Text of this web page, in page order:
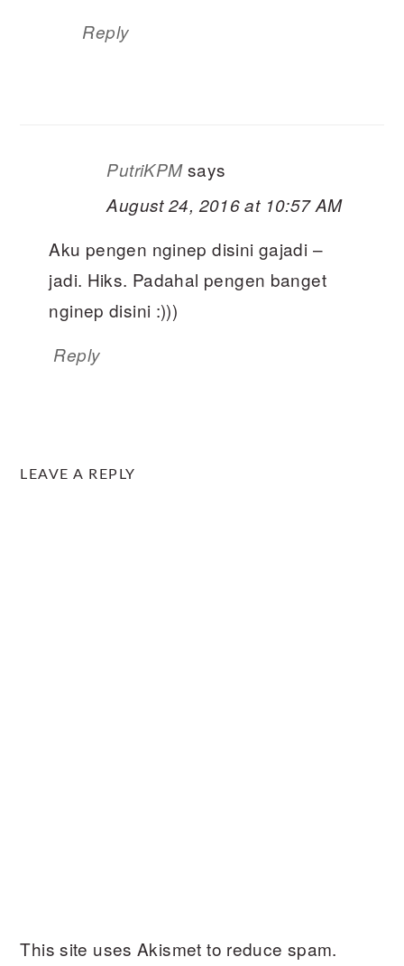
Reply
PutriKPM says
August 24, 2016 at 10:57 AM
Aku pengen nginep disini gajadi –
jadi. Hiks. Padahal pengen banget
nginep disini :)))
Reply
LEAVE A REPLY
This site uses Akismet to reduce spam.